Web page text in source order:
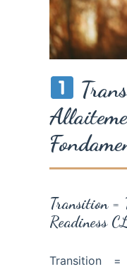
Transition =
Readiness
Transition